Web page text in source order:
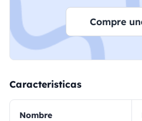
Compre
Caracteristicas
Nombre